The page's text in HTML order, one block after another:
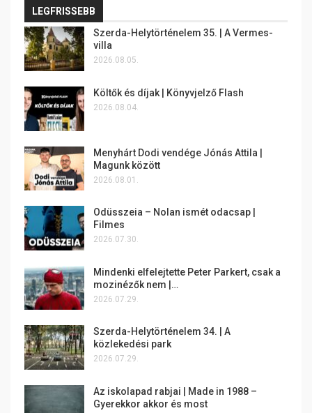
LEGFRISSEBB
Szerda-Helytörténelem 35. | A Vermes-
villa
2026.08.05.
Költők és díjak | Könyvjelző Flash
2026.08.04.
Menyhárt Dodi vendége Jónás Attila |
Magunk között
2026.08.01.
Odüsszeia – Nolan ismét odacsap |
Filmes
2026.07.30.
Mindenki elfelejtette Peter Parkert, csak a
mozinézők nem |…
2026.07.29.
Szerda-Helytörténelem 34. | A
közlekedési park
2026.07.29.
Az iskolapad rabjai | Made in 1988 –
Gyerekkor akkor és most